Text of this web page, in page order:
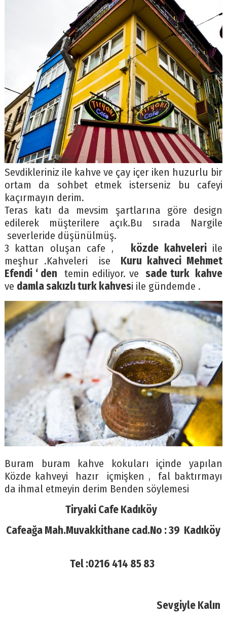
Sevdikleriniz ile kahve ve çay içer iken huzurlu bir
ortam da sohbet etmek isterseniz bu cafeyi
kaçırmayın derim.
Teras katı da mevsim şartlarına göre design
edilerek müşterilere açık.Bu sırada Nargile
severleride düşünülmüş.
3 kattan oluşan cafe , közde kahveleriile
meşhur .Kahveleri ise
Kuru kahveci Mehmet
Efendi ‘ den temin ediliyor. vesade turk kahve
ve damla sakızlı turk kahvesi ile gündemde .
Buram buram kahve kokuları içinde yapılan
Közde kahveyi hazır içmişken , fal baktırmayı
da ihmal etmeyin derim Benden söylemesi
Tiryaki Cafe Kadıköy
Cafeağa Mah.Muvakkithane cad.No : 39 Kadıköy
Tel :0216 414 85 83
Sevgiyle Kalın